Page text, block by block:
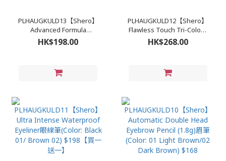
PLHAUGKULD13【Shero】
Advanced Formula
Waterproof Mascara睫毛液
$198
HK$198.00
PLHAUGKULD12【Shero】
Flawless Touch Tri-Colour
Concealer7.5g遮暇膏 $268
HK$268.00